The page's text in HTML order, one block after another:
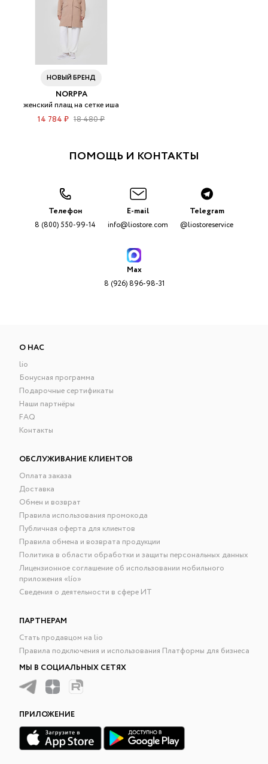
НОВЫЙ БРЕНД
NORPPA
женский плащ на сетке иша
14 784 ₽ 18 480 ₽
ПОМОЩЬ И КОНТАКТЫ
Телефон
8 (800) 550-99-14
E-mail
info@liostore.com
Telegram
@liostoreservice
Max
8 (926) 896-98-31
О НАС
lio
Бонусная программа
Подарочные сертификаты
Наши партнёры
FAQ
Контакты
ОБСЛУЖИВАНИЕ КЛИЕНТОВ
Оплата заказа
Доставка
Обмен и возврат
Правила использования промокода
Публичная оферта для клиентов
Правила обмена и возврата продукции
Политика в области обработки и защиты персональных данных
Лицензионное соглашение об использовании мобильного
приложения «lío»
Сведения о деятельности в сфере ИТ
ПАРТНЕРАМ
Стать продавцом на lio
Правила подключения и использования Платформы для бизнеса
МЫ В СОЦИАЛЬНЫХ СЕТЯХ
ПРИЛОЖЕНИЕ